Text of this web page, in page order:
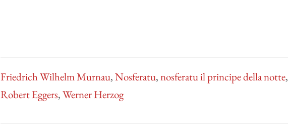
Friedrich Wilhelm Murnau,Nosferatu,nosferatu il principe della notte,
Robert Eggers,Werner Herzog